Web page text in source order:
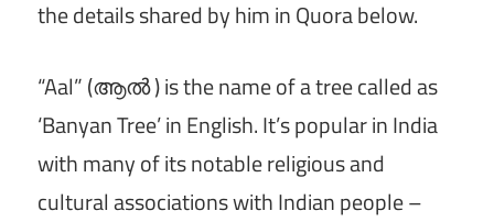
the details shared by him in Quora below.
“Aal” (ആല്‍ ) is the name of a tree called as
‘Banyan Tree’ in English. It’s popular in India
with many of its notable religious and
cultural associations with Indian people –